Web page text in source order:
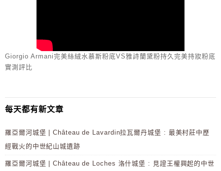
Giorgio Armani完美絲絨水慕斯粉底VS雅詩蘭黛粉持久完美持妝粉底
實測評比
每天都有新文章
羅亞爾河城堡 | Château de Lavardin拉瓦爾丹城堡 : 最美村莊中歷
經戰火的中世紀山城遺跡
羅亞爾河城堡 | Château de Loches 洛什城堡 : 見證王權興起的中世